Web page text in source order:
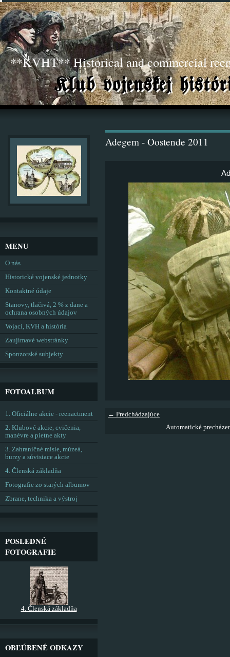
**KVHT** Historical and commercial
Adegem - Oostende 2011
← Predchádzajúce
Automatické
MENU
O nás
Historické vojenské jednotky
Kontaktné údaje
Stanovy, tlačivá, 2 % z dane a
ochrana osobných údajov
Vojaci, KVH a história
Zaujímavé webstránky
Sponzorské subjekty
FOTOALBUM
1. Oficiálne akcie - reenactment
2. Klubové akcie, cvičenia,
manévre a pietne akty
3. Zahraničné misie, múzeá,
burzy a súvisiace akcie
4. Členská základňa
Fotografie zo starých albumov
Zbrane, technika a výstroj
POSLEDNÉ
FOTOGRAFIE
4. Členská základňa
OBĽÚBENÉ ODKAZY